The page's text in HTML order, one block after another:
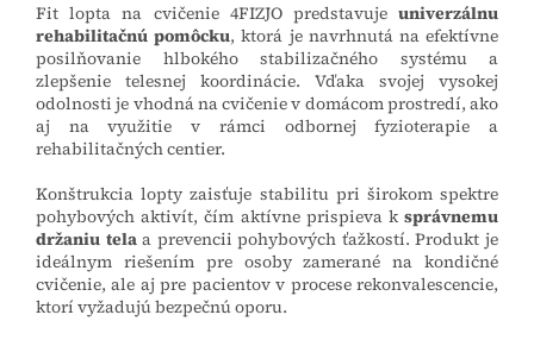
Fit lopta na cvičenie 4FIZJO predstavuje univerzálnu
rehabilitačnú pomôcku, ktorá je navrhnutá na efektívne
posilňovanie hlbokého stabilizačného systému a
zlepšenie telesnej koordinácie. Vďaka svojej vysokej
odolnosti je vhodná na cvičenie v domácom prostredí, ako
aj na využitie v rámci odbornej fyzioterapie a
rehabilitačných centier.
Konštrukcia lopty zaisťuje stabilitu pri širokom spektre
pohybových aktivít, čím aktívne prispieva k správnemu
držaniu telaa prevencii pohybových ťažkostí. Produkt je
ideálnym riešením pre osoby zamerané na kondičné
cvičenie, ale aj pre pacientov v procese rekonvalescencie,
ktorí vyžadujú bezpečnú oporu.